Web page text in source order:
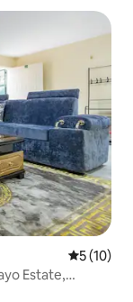
5 (10)
Estate,